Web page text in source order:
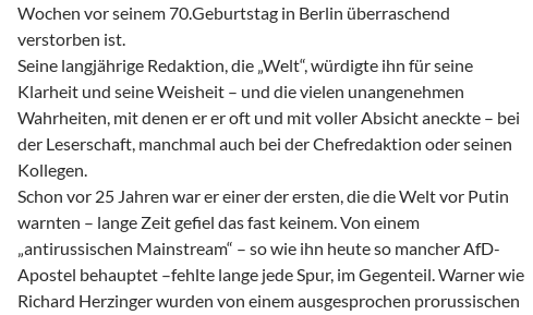
Wochen vor seinem 70.Geburtstag in Berlin überraschend
verstorben ist.
Seine langjährige Redaktion, die „Welt“, würdigte ihn für seine
Klarheit und seine Weisheit – und die vielen unangenehmen
Wahrheiten, mit denen er er oft und mit voller Absicht aneckte – bei
der Leserschaft, manchmal auch bei der Chefredaktion oder seinen
Kollegen.
Schon vor 25 Jahren war er einer der ersten, die die Welt vor Putin
warnten – lange Zeit gefiel das fast keinem. Von einem
„antirussischen Mainstream“ – so wie ihn heute so mancher AfD-
Apostel behauptet –fehlte lange jede Spur, im Gegenteil. Warner wie
Richard Herzinger wurden von einem ausgesprochen prorussischen